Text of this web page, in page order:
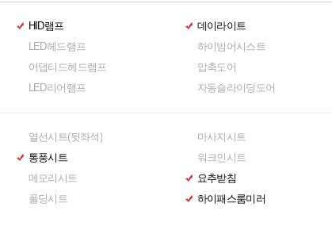
HID램프
LED헤드램프
어댑티드헤드램프
LED리어램프
데이라이트
하이빔어시스트
압축도어
자동슬라이딩도어
열선시트(뒷좌석)
통풍시트
메모리시트
폴딩시트
마사지시트
워크인시트
요추받침
하이패스룸미러